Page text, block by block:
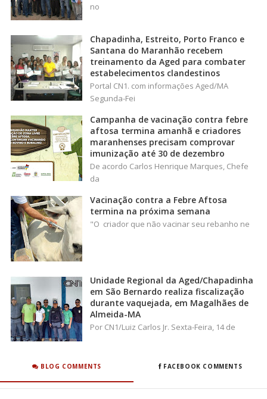
no
Chapadinha, Estreito, Porto Franco e
Santana do Maranhão recebem
treinamento da Aged para combater
estabelecimentos clandestinos
Portal CN1. com informações Aged/MA
Segunda-Fei
Campanha de vacinação contra febre
aftosa termina amanhã e criadores
maranhenses precisam comprovar
imunização até 30 de dezembro
De acordo Carlos Henrique Marques, Chefe
da
Vacinação contra a Febre Aftosa
termina na próxima semana
"O criador que não vacinar seu rebanho ne
Unidade Regional da Aged/Chapadinha
em São Bernardo realiza fiscalização
durante vaquejada, em Magalhães de
Almeida-MA
Por CN1/Luiz Carlos Jr. Sexta-Feira, 14 de
BLOG COMMENTS FACEBOOK COMMENTS